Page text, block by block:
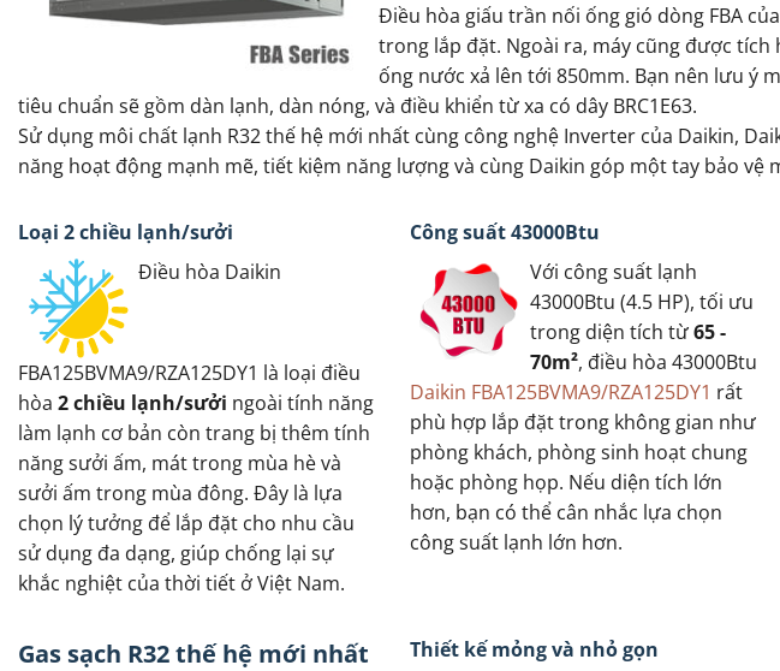
Điều hòa giấu trần nối ống gió dòng FBA
trong lắp đặt. Ngoài ra, máy cũng được
ống nước xả lên tới 850mm. Bạn nên lưu ý
tiêu chuẩn sẽ gồm dàn lạnh, dàn nóng, và điều khiển từ xa có dây BRC1E63.
Sử dụng môi chất lạnh R32 thế hệ mới nhất cùng công nghệ Inverter của Daikin,
năng hoạt động mạnh mẽ, tiết kiệm năng lượng và cùng Daikin góp một tay bảo
Loại 2 chiều lạnh/sưởi
Điều hòa Daikin
FBA125BVMA9/RZA125DY1 là loại điều
hòa 2 chiều lạnh/sưởi ngoài tính năng
làm lạnh cơ bản còn trang bị thêm tính
năng sưởi ấm, mát trong mùa hè và
sưởi ấm trong mùa đông. Đây là lựa
chọn lý tưởng để lắp đặt cho nhu cầu
sử dụng đa dạng, giúp chống lại sự
khắc nghiệt của thời tiết ở Việt Nam.
Công suất 43000Btu
Với công suất lạnh
43000Btu (4.5 HP), tối ưu
trong diện tích từ65 -
70m², điều hòa 43000Btu
Daikin FBA125BVMA9/RZA125DY1 rất
phù hợp lắp đặt trong không gian như
phòng khách, phòng sinh hoạt chung
hoặc phòng họp. Nếu diện tích lớn
hơn, bạn có thể cân nhắc lựa chọn
công suất lạnh lớn hơn.
Gas sạch R32 thế hệ mới nhất
Thiết kế mỏng và nhỏ gọn